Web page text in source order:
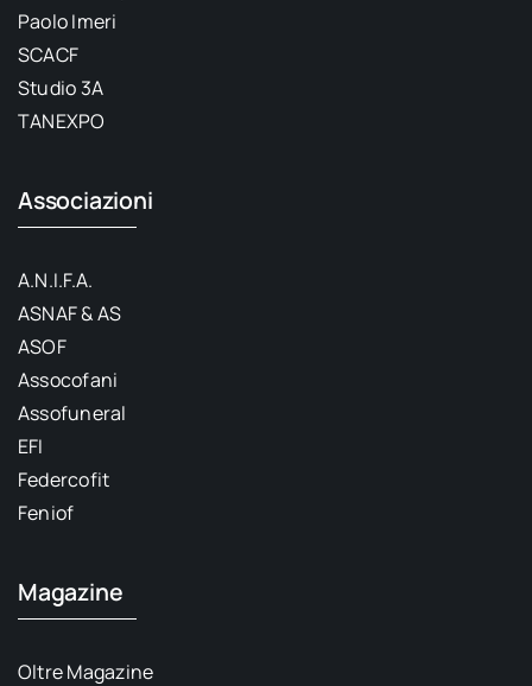
Paolo Imeri
SCACF
Studio 3A
TANEXPO
Associazioni
A.N.I.F.A.
ASNAF & AS
ASOF
Assocofani
Assofuneral
EFI
Federcofit
Feniof
Magazine
Oltre Magazine